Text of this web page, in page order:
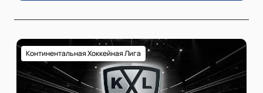
Континентальная Хоккейная Лига